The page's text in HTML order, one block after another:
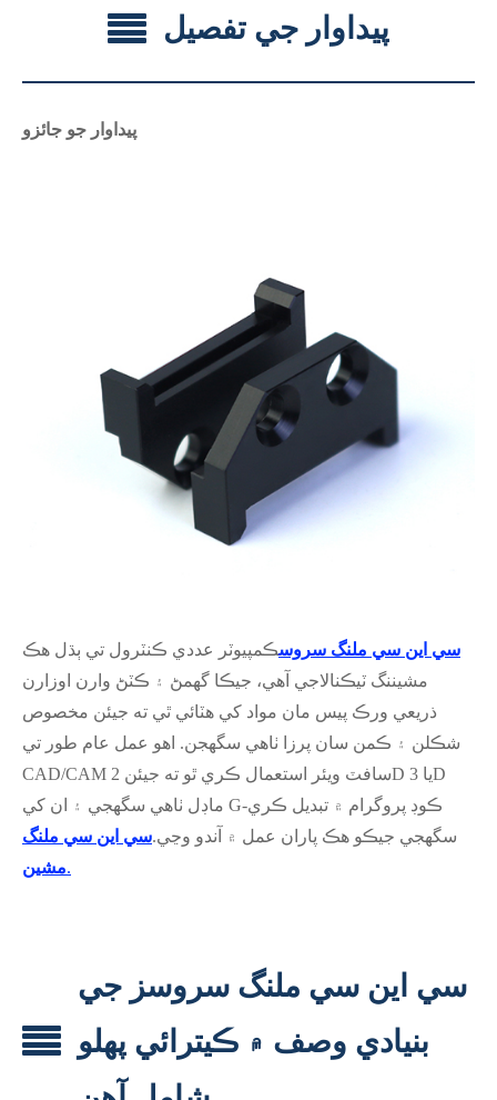
پيداوار جي تفصيل
پيداوار جو جائزو
سي اين سي ملنگ سروسڪمپيوٽر عددي ڪنٽرول تي ٻڌل هڪ
مشيننگ ٽيڪنالاجي آهي، جيڪا گھمڻ ۽ ڪٽڻ وارن اوزارن
ذريعي ورڪ پيس مان مواد کي هٽائي ٿي ته جيئن مخصوص
شڪلن ۽ ڪمن سان پرزا ٺاهي سگهجن. اهو عمل عام طور تي
CAD/CAM سافٽ ويئر استعمال ڪري ٿو ته جيئن 2D يا 3D
ماڊل ٺاهي سگهجي ۽ ان کي G-ڪوڊ پروگرام ۾ تبديل ڪري
سگهجي جيڪو هڪ پاران عمل ۾ آندو وڃي.سي اين سي ملنگ
مشين.
سي اين سي ملنگ سروسز جي
بنيادي وصف ۾ ڪيترائي پهلو